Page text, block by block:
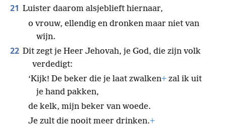
21 Luister daarom alsjeblieft hiernaar,
o vrouw, ellendig en dronken maar niet van
wijn.
22 Dit zegt je Heer Jehovah, je God, die zijn volk
verdedigt:
‘Kijk! De beker die je laat zwalken+ zal ik uit
je hand pakken,
de kelk, mijn beker van woede.
Je zult die nooit meer drinken.+